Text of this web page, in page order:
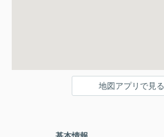
地図アプリで見る